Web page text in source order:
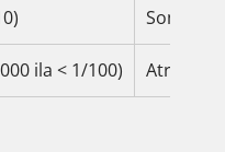
ila < 1/100)